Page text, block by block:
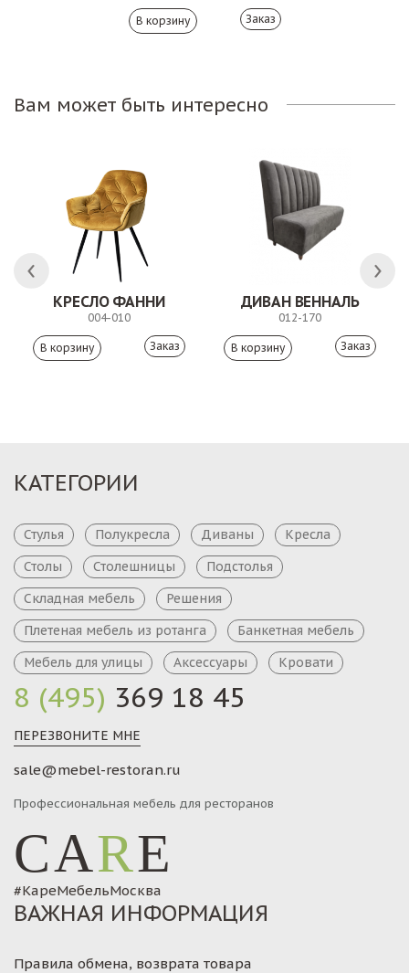
Заказ
Вам может быть интересно
КРЕСЛО ФАННИ
004-010
Заказ
ДИВАН ВЕННАЛЬ
012-170
Заказ
8 (495) 369 18 45
ПЕРЕЗВОНИТЕ МНЕ
sale@mebel-restoran.ru
Профессиональная мебель для ресторанов
CARE
#КареМебельМосква
КАТЕГОРИИ
Стулья Полукресла Диваны
Кресла
Столы
Столешницы
Подстолья
Складная мебель
Решения
Плетеная мебель из ротанга
Банкетная мебель
Мебель для улицы
Аксессуары Кровати
ВАЖНАЯ ИНФОРМАЦИЯ
Правила обмена, возврата товара